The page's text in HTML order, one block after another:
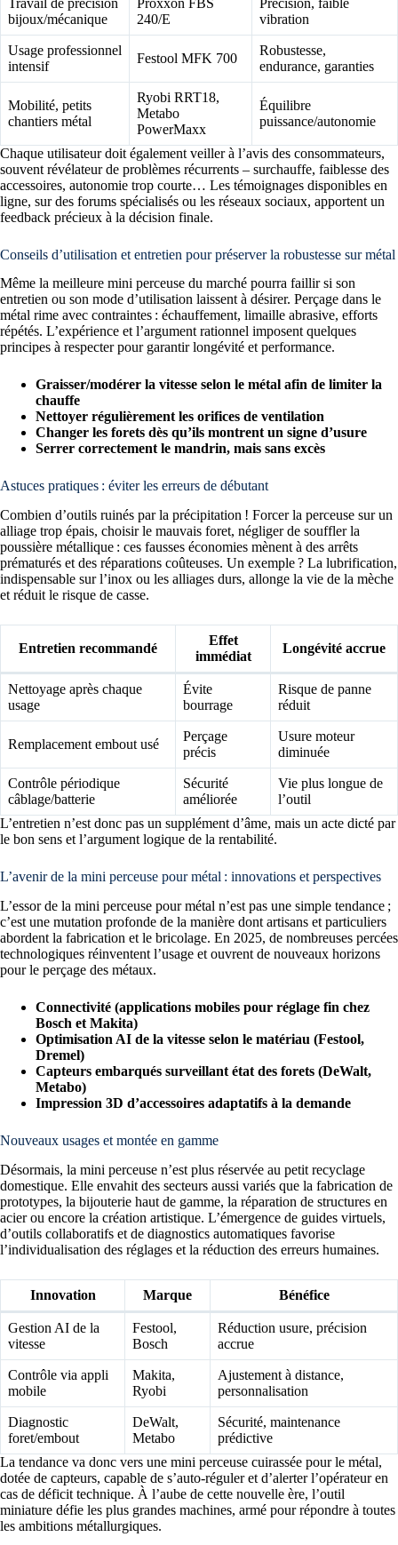
bijoux/mécanique
240/E
vibration
Usage professionnel
intensif
Festool MFK 700
Robustesse,
endurance, garanties
Mobilité, petits
chantiers métal
Ryobi RRT18,
Metabo
PowerMaxx
Équilibre
puissance/autonomie
Chaque utilisateur doit également veiller à l’avis des consommateurs,
souvent révélateur de problèmes récurrents – surchauffe, faiblesse des
accessoires, autonomie trop courte… Les témoignages disponibles en
ligne, sur des forums spécialisés ou les réseaux sociaux, apportent un
feedback précieux à la décision finale.
Conseils d’utilisation et entretien pour préserver la robustesse sur métal
Même la meilleure mini perceuse du marché pourra faillir si son
entretien ou son mode d’utilisation laissent à désirer. Perçage dans le
métal rime avec contraintes : échauffement, limaille abrasive, efforts
répétés. L’expérience et l’argument rationnel imposent quelques
principes à respecter pour garantir longévité et performance.
Graisser/modérer la vitesse selon le métal afin de limiter la
chauffe
Nettoyer régulièrement les orifices de ventilation
Changer les forets dès qu’ils montrent un signe d’usure
Serrer correctement le mandrin, mais sans excès
Astuces pratiques : éviter les erreurs de débutant
Combien d’outils ruinés par la précipitation ! Forcer la perceuse sur un
alliage trop épais, choisir le mauvais foret, négliger de souffler la
poussière métallique : ces fausses économies mènent à des arrêts
prématurés et des réparations coûteuses. Un exemple ? La lubrification,
indispensable sur l’inox ou les alliages durs, allonge la vie de la mèche
et réduit le risque de casse.
Entretien recommandé
Effet
immédiat
Longévité accrue
Nettoyage après chaque
usage
Évite
bourrage
Risque de panne
réduit
Remplacement embout usé
Perçage
précis
Usure moteur
diminuée
Contrôle périodique
câblage/batterie
Sécurité
améliorée
Vie plus longue de
l’outil
L’entretien n’est donc pas un supplément d’âme, mais un acte dicté par
le bon sens et l’argument logique de la rentabilité.
L’avenir de la mini perceuse pour métal : innovations et perspectives
L’essor de la mini perceuse pour métal n’est pas une simple tendance ;
c’est une mutation profonde de la manière dont artisans et particuliers
abordent la fabrication et le bricolage. En 2025, de nombreuses percées
technologiques réinventent l’usage et ouvrent de nouveaux horizons
pour le perçage des métaux.
Connectivité (applications mobiles pour réglage fin chez
Bosch et Makita)
Optimisation AI de la vitesse selon le matériau (Festool,
Dremel)
Capteurs embarqués surveillant état des forets (DeWalt,
Metabo)
Impression 3D d’accessoires adaptatifs à la demande
Nouveaux usages et montée en gamme
Désormais, la mini perceuse n’est plus réservée au petit recyclage
domestique. Elle envahit des secteurs aussi variés que la fabrication de
prototypes, la bijouterie haut de gamme, la réparation de structures en
acier ou encore la création artistique. L’émergence de guides virtuels,
d’outils collaboratifs et de diagnostics automatiques favorise
l’individualisation des réglages et la réduction des erreurs humaines.
Innovation Marque Bénéfice
Gestion AI de la
vitesse
Festool,
Bosch
Réduction usure, précision
accrue
Contrôle via appli
mobile
Makita,
Ryobi
Ajustement à distance,
personnalisation
Diagnostic
foret/embout
DeWalt,
Metabo
Sécurité, maintenance
prédictive
La tendance va donc vers une mini perceuse cuirassée pour le métal,
dotée de capteurs, capable de s’auto-réguler et d’alerter l’opérateur en
cas de déficit technique. À l’aube de cette nouvelle ère, l’outil
miniature défie les plus grandes machines, armé pour répondre à toutes
les ambitions métallurgiques.